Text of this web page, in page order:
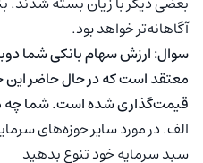
آگاهانه‌تر خواهد بود.
سوال: ارزش سهام بانکی شما
معتقد است که در حال حاضر این
قیمت‌گذاری شده است. شما چه
الف. در مورد سایر حوزه‌های
سبد سرمایه خود تنوع بدهید